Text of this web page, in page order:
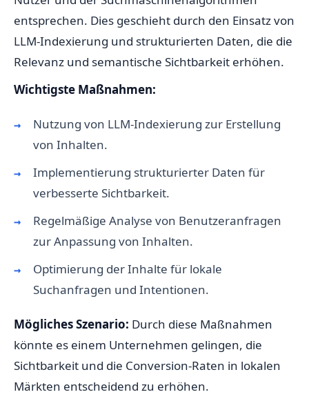
entsprechen. Dies geschieht durch den Einsatz von
LLM-Indexierung und strukturierten Daten, die die
Relevanz und semantische Sichtbarkeit erhöhen.
Wichtigste Maßnahmen:
Nutzung von LLM-Indexierung zur Erstellung
von Inhalten.
Implementierung strukturierter Daten für
verbesserte Sichtbarkeit.
Regelmäßige Analyse von Benutzeranfragen
zur Anpassung von Inhalten.
Optimierung der Inhalte für lokale
Suchanfragen und Intentionen.
Mögliches Szenario: Durch diese Maßnahmen
könnte es einem Unternehmen gelingen, die
Sichtbarkeit und die Conversion-Raten in lokalen
Märkten entscheidend zu erhöhen.